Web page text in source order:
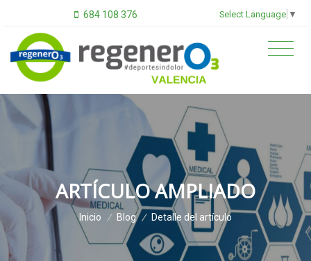
684 108 376 Select Language ▼
ARTÍCULO AMPLIADO
Inicio / Blog / Detalle del artículo